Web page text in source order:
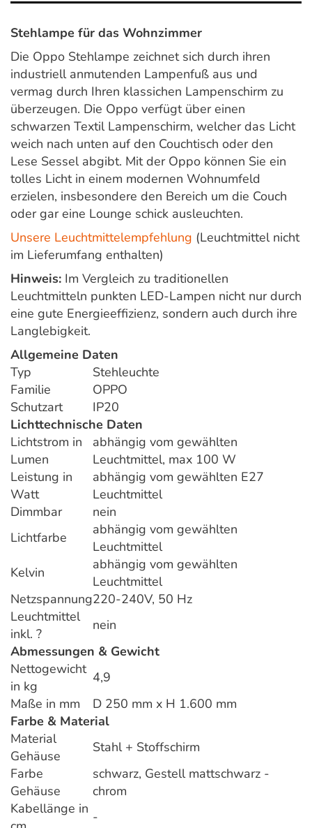
Stehlampe für das Wohnzimmer
Die Oppo Stehlampe zeichnet sich durch ihren
industriell anmutenden Lampenfuß aus und
vermag durch Ihren klassichen Lampenschirm zu
überzeugen. Die Oppo verfügt über einen
schwarzen Textil Lampenschirm, welcher das Licht
weich nach unten auf den Couchtisch oder den
Lese Sessel abgibt. Mit der Oppo können Sie ein
tolles Licht in einem modernen Wohnumfeld
erzielen, insbesondere den Bereich um die Couch
oder gar eine Lounge schick ausleuchten.
Unsere Leuchtmittelempfehlung (Leuchtmittel nicht
im Lieferumfang enthalten)
Hinweis: Im Vergleich zu traditionellen
Leuchtmitteln punkten LED-Lampen nicht nur durch
eine gute Energieeffizienz, sondern auch durch ihre
Langlebigkeit.
Allgemeine Daten
Typ
Stehleuchte
Familie
OPPO
Schutzart
IP20
Lichttechnische Daten
Lichtstrom in
Lumen
abhängig vom gewählten
Leuchtmittel, max 100 W
Leistung in
Watt
abhängig vom gewählten E27
Leuchtmittel
Dimmbar
nein
Lichtfarbe
abhängig vom gewählten
Leuchtmittel
Kelvin
abhängig vom gewählten
Leuchtmittel
Netzspannung220-240V, 50 Hz
Leuchtmittel
inkl. ?
nein
Abmessungen & Gewicht
Nettogewicht
in kg
4,9
Maße in mm
D 250 mm x H 1.600 mm
Farbe & Material
Material
Gehäuse
Stahl + Stoffschirm
Farbe
Gehäuse
schwarz, Gestell mattschwarz -
chrom
Kabellänge in -